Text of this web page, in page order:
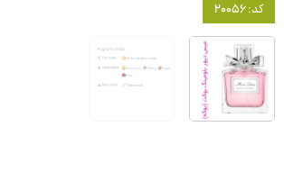
کد: 20056